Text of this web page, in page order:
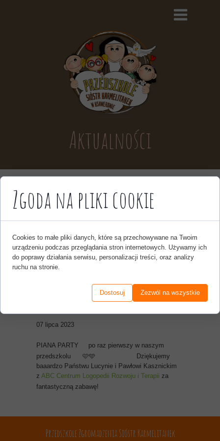
Aktualności
07 lipca 2023
PIANA PARTY
po raz pierwszy w naszym
przedszkolu
🩷🩵
Dziękujemy
baaardzo Państwu Lucynie i Pawłowi Kasznickim
z ABC Centrum Logopedii Rozwoju i Terapii za
fantastyczną zabawę!
Przedszkole Zgromadzenia Sióstr Karmelitanek
Zgoda na pliki cookie
Cookies to małe pliki danych, które są przechowywane na Twoim
urządzeniu podczas przeglądania stron internetowych. Używamy ich
do poprawy działania serwisu, personalizacji treści, oraz analizy
ruchu na stronie.
Dostosuj Zezwól na wszystkie